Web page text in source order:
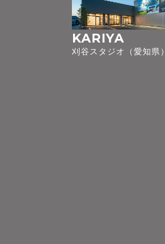
KARIYA
刈谷スタジオ（愛知県）